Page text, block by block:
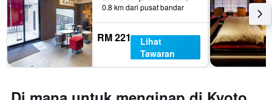
0.8 km dari pusat bandar
RM 221
Lihat
Tawaran